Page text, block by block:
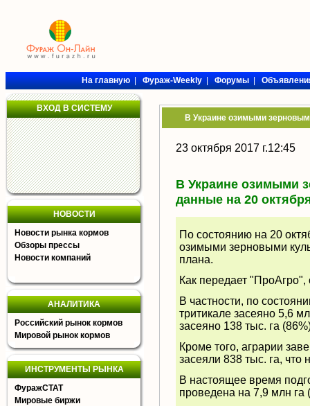
На главную|Фураж-Weekly|Форумы|
ВХОД В СИСТЕМУ
НОВОСТИ
Новости рынка кормов
Обзоры прессы
Новости компаний
АНАЛИТИКА
Российский рынок кормов
Мировой рынок кормов
ИНСТРУМЕНТЫ РЫНКА
ФуражСТАТ
Мировые биржи
В Украине озимыми
23 октября 2017 г.12:45
В Украине озимыми
данные на 20
По состоянию на 20
озимыми зерновыми
плана.
Как передает
В частности, по
тритикале засеяно 5,6
засеяно 138 тыс. га
Кроме того, аграрии
засеяли 838 тыс. га,
В настоящее время
проведена на 7,9 млн га